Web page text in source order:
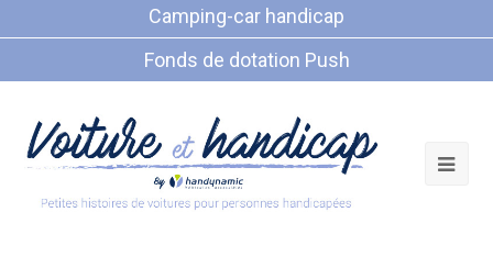
Camping-car handicap
Fonds de dotation Push